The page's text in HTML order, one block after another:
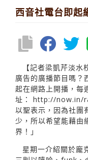
西音社電台即起
【記者梁凱芹淡
廣告的廣播節目嗎？
起在網路上開播，每
址： http://now.in/
以聖表示，因為社團
少，所以希望能藉由
界！」
星期一介紹關於龐